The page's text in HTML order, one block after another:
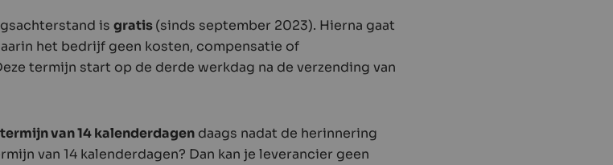
isgratis(sinds september 2023). Hierna gaat
het bedrijf geen kosten, compensatie of
termijn start op de derde werkdag na de verzending van
termijn van 14 kalenderdagen daags nadat de herinnering
van 14 kalenderdagen? Dan kan je leverancier geen